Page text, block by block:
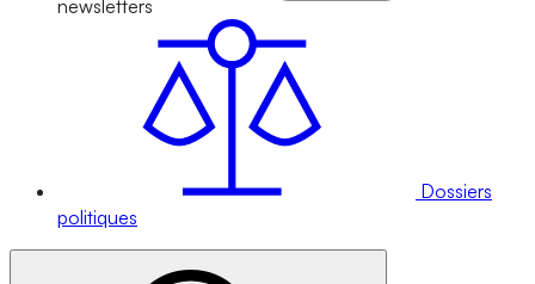
newsletters
Dossiers
politiques